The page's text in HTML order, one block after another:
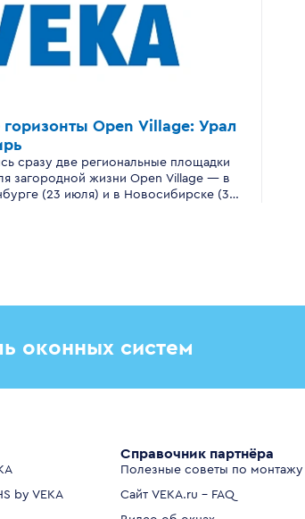
Open Village: Урал
сразу две региональные площадки
загородной жизни Open Village — в
(23 июля) и в Новосибирске (30
оконных систем
by VEKA
Справочник партнёра
Полезные советы по монтажу
Сайт VEKA.ru - FAQ